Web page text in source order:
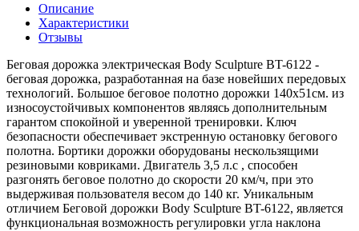
Описание
Характеристики
Отзывы
Беговая дорожка электрическая Body Sculpture BT-6122 -
беговая дорожка, разработанная на базе новейших передовых
технологий. Большое беговое полотно дорожки 140х51см. из
износоустойчивых компонентов являясь дополнительным
гарантом спокойной и уверенной тренировки. Ключ
безопасности обеспечивает экстренную остановку бегового
полотна. Бортики дорожки оборудованы нескользящими
резиновыми ковриками. Двигатель 3,5 л.с , способен
разгонять беговое полотно до скорости 20 км/ч, при это
выдерживая пользователя весом до 140 кг. Уникальным
отличием Беговой дорожки Body Sculpture BT-6122, является
функциональная возможность регулировки угла наклона